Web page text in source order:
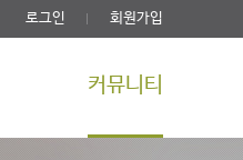
로그인 회원가입
커뮤니티